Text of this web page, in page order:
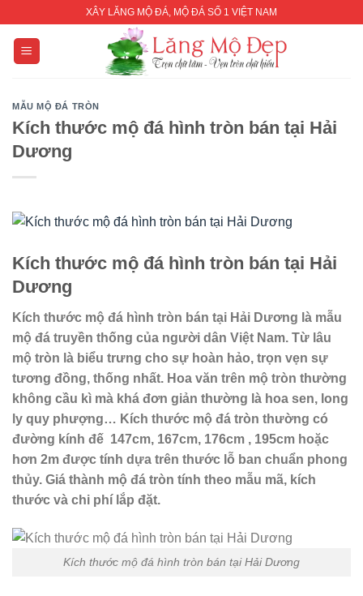
content
XÂY LĂNG MỘ ĐÁ, MỘ ĐÁ SỐ 1 VIỆT NAM
MẪU MỘ ĐÁ TRÒN
Kích thước mộ đá hình tròn bán tại Hải
Dương
Kích thước mộ đá hình tròn bán tại Hải
Dương
Kích thước mộ đá hình tròn bán tại Hải Dương là mẫu
mộ đá truyền thống của người dân Việt Nam. Từ lâu
mộ tròn là biểu trưng cho sự hoàn hảo, trọn vẹn sự
tương đồng, thống nhất. Hoa văn trên mộ tròn thường
không cầu kì mà khá đơn giản thường là hoa sen, long
ly quy phượng… Kích thước mộ đá tròn thường có
đường kính đế 147cm, 167cm, 176cm , 195cm hoặc
hơn 2m được tính dựa trên thước lỗ ban chuẩn phong
thủy. Giá thành mộ đá tròn tính theo mẫu mã, kích
thước và chi phí lắp đặt.
Kích thước mộ đá hình tròn bán tại Hải Dương